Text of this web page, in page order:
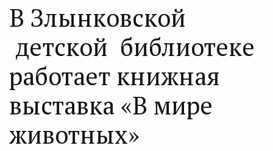
В Злынковской
детской библиотеке
работает книжная
выставка «В мире
животных»